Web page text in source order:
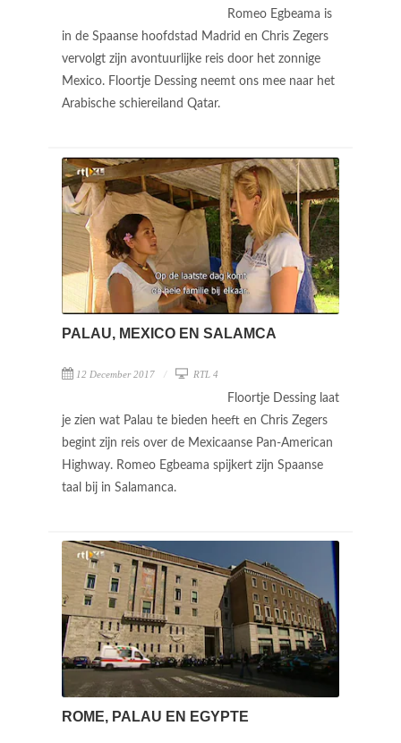
Romeo Egbeama is
in de Spaanse hoofdstad Madrid en Chris Zegers
vervolgt zijn avontuurlijke reis door het zonnige
Mexico. Floortje Dessing neemt ons mee naar het
Arabische schiereiland Qatar.
PALAU, MEXICO EN SALAMCA
12 December 2017 RTL 4
Floortje Dessing laat
je zien wat Palau te bieden heeft en Chris Zegers
begint zijn reis over de Mexicaanse Pan-American
Highway. Romeo Egbeama spijkert zijn Spaanse
taal bij in Salamanca.
ROME, PALAU EN EGYPTE